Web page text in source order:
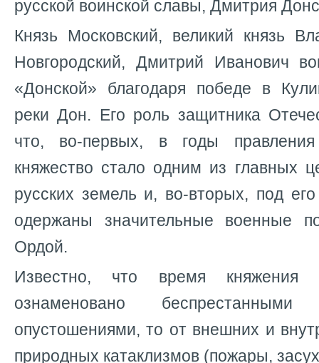
русской воинской славы, Дмитрия
Князь Московский, великий князь
Новгородский, Дмитрий Иванович
«Донской» благодаря победе в
реки Дон. Его роль защитника
что, во-первых, в годы правления
княжество стало одним из главных
русских земель и, во-вторых, под
одержаны значительные военные
Ордой.
Известно, что время княжения
ознаменовано
опустошениями, то от внешних и
природных катаклизмов (пожары,